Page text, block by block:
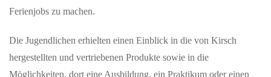
Ferienjobs zu machen.
Die Jugendlichen erhielten einen Einblick in die von Kirsch
hergestellten und vertriebenen Produkte sowie in die
Möglichkeiten, dort eine Ausbildung, ein Praktikum oder einen